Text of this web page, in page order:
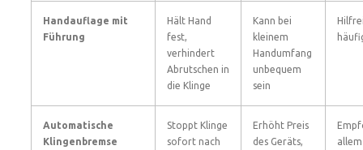
Handauflage mit
Führung
Hält Hand
fest,
verhindert
Abrutschen in
die Klinge
Kann bei
kleinem
Handumfang
unbequem
sein
Automatische
Klingenbremse
Stoppt Klinge
sofort nach
Erhöht Preis
des Geräts,